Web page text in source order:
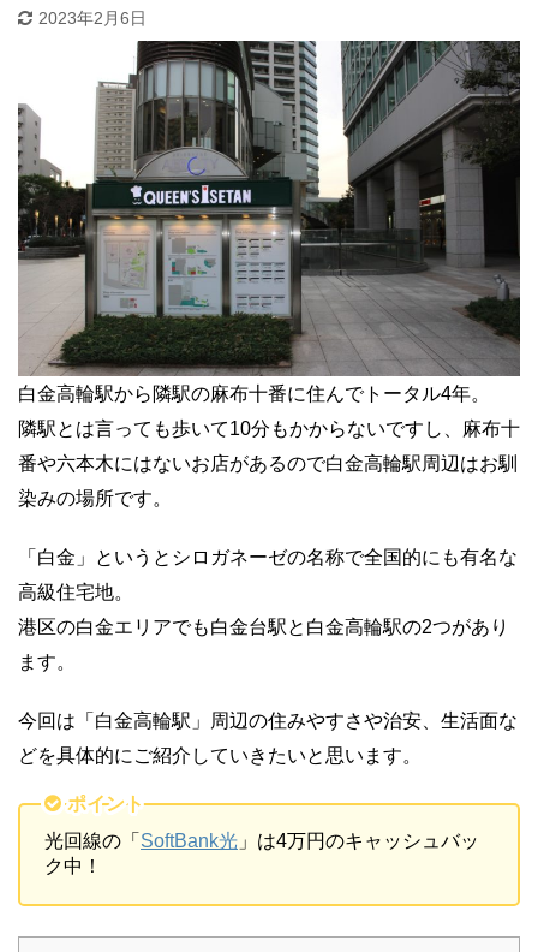
2023年2月6日
白金高輪駅から隣駅の麻布十番に住んでトータル4年。
隣駅とは言っても歩いて10分もかからないですし、麻布十
番や六本木にはないお店があるので白金高輪駅周辺はお馴
染みの場所です。
「白金」というとシロガネーゼの名称で全国的にも有名な
高級住宅地。
港区の白金エリアでも白金台駅と白金高輪駅の2つがあり
ます。
今回は「白金高輪駅」周辺の住みやすさや治安、生活面な
どを具体的にご紹介していきたいと思います。
ポイント
光回線の「 SoftBank光 」は4万円のキャッシュバッ
ク中！